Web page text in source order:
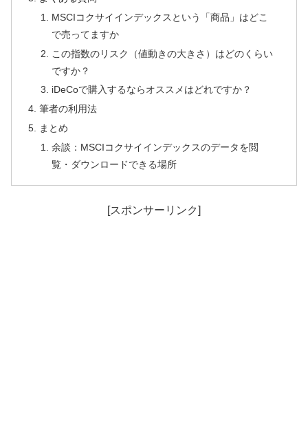
MSCIコクサイインデックスという「商品」はどこ
で売ってますか
この指数のリスク（値動きの大きさ）はどのくらい
ですか？
iDeCoで購入するならオススメはどれですか？
筆者の利用法
まとめ
余談：MSCIコクサイインデックスのデータを閲
覧・ダウンロードできる場所
[スポンサーリンク]